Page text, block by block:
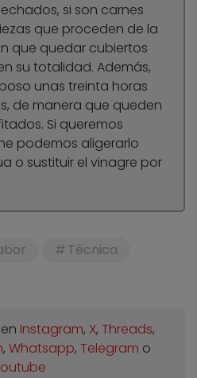
si son carnes
que proceden de la
que quedar cubiertos
su totalidad. Además,
unas treinta horas
de manera que queden
Si queremos
podemos aligerarlo
o sustituir el vinagre por
Técnica
Instagram, X, Threads,
, Whatsapp, Telegram o